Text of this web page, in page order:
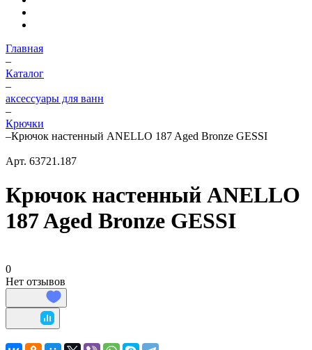
Главная
–
Каталог
–
аксессуары для ванн
–
Крючки
–Крючок настенный ANELLO 187 Aged Bronze GESSI
Арт. 63721.187
Крючок настенный ANELLO
187 Aged Bronze GESSI
0
Нет отзывов